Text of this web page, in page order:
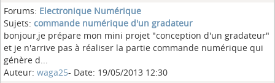
Forums: Electronique Numérique
Sujets: commande numérique d'un gradateur
bonjour,je prépare mon mini projet "conception d'un gradateur"
et je n'arrive pas à réaliser la partie commande numérique qui
génère d...
Auteur: waga25- Date: 19/05/2013 12:30